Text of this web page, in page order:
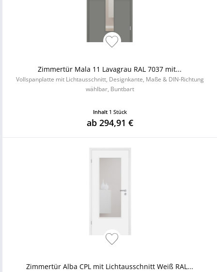
Zimmertür Mala 11 Lavagrau RAL 7037 mit...
Vollspanplatte mit Lichtausschnitt, Designkante, Maße & DIN-Richtung
wählbar, Buntbart
Inhalt 1 Stück
ab 294,91 €
Zimmertür Alba CPL mit Lichtausschnitt Weiß RAL...